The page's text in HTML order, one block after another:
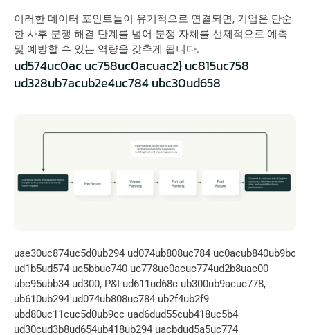
이러한 데이터 포인트들이 유기적으로 연결되면, 기업은 단순
한 사후 분쟁 해결 단계를 넘어 분쟁 자체를 선제적으로 예측
및 예방할 수 있는 역량을 갖추게 됩니다.
ud574uc0ac uc758uc0acuac2} uc815uc758
ud328ub7acub2e4uc784 ubc30ud658
uae30uc874uc5d0ub294 ud074ub808uc784 uc0acub840ub9bc
ud1b5ud574 uc5bbuc740 uc778uc0acuc774ud2b8uac00
ubc95ubb34 ud300, P&I ud611ud68c ub300ub9acuc778,
ub610ub294 ud074ub808uc784 ub2f4ub2f9
ubd80uc11cuc5d0ub9cc uad6dud55cub418uc5b4
ud30cud3b8ud654ub418ub294 uacbdud5a5uc774